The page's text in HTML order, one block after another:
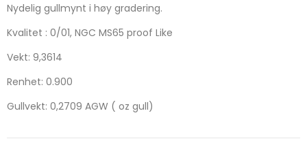
Nydelig gullmynt i høy gradering.
Kvalitet : 0/01, NGC MS65 proof Like
Vekt: 9,3614
Renhet: 0.900
Gullvekt: 0,2709 AGW ( oz gull)